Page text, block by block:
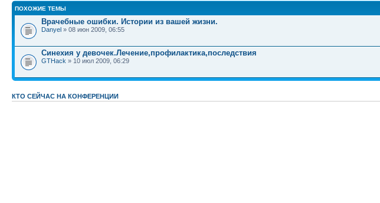
ПОХОЖИЕ ТЕМЫ
Врачебные ошибки. Истории из вашей жизни.
Danyel » 08 июн 2009, 06:55
Синехия у девочек.Лечение,профилактика,последствия
GTHack » 10 июл 2009, 06:29
КТО СЕЙЧАС НА КОНФЕРЕНЦИИ